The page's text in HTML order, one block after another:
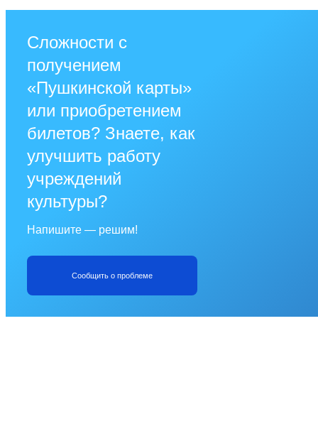
Сложности с
получением
«Пушкинской карты»
или приобретением
билетов? Знаете, как
улучшить работу
учреждений
культуры?
Напишите — решим!
Сообщить о проблеме